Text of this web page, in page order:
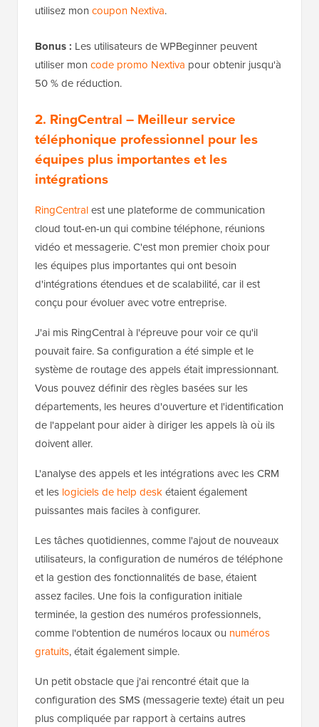
utilisez mon coupon Nextiva.
Bonus : Les utilisateurs de WPBeginner peuvent
utiliser mon code promo Nextiva pour obtenir jusqu'à
50 % de réduction.
2. RingCentral – Meilleur service
téléphonique professionnel pour les
équipes plus importantes et les
intégrations
RingCentralest une plateforme de communication
cloud tout-en-un qui combine téléphone, réunions
vidéo et messagerie. C'est mon premier choix pour
les équipes plus importantes qui ont besoin
d'intégrations étendues et de scalabilité, car il est
conçu pour évoluer avec votre entreprise.
J'ai mis RingCentral à l'épreuve pour voir ce qu'il
pouvait faire. Sa configuration a été simple et le
système de routage des appels était impressionnant.
Vous pouvez définir des règles basées sur les
départements, les heures d'ouverture et l'identification
de l'appelant pour aider à diriger les appels là où ils
doivent aller.
L'analyse des appels et les intégrations avec les CRM
et les logiciels de help deskétaient également
puissantes mais faciles à configurer.
Les tâches quotidiennes, comme l'ajout de nouveaux
utilisateurs, la configuration de numéros de téléphone
et la gestion des fonctionnalités de base, étaient
assez faciles. Une fois la configuration initiale
terminée, la gestion des numéros professionnels,
comme l'obtention de numéros locaux ou numéros
gratuits, était également simple.
Un petit obstacle que j'ai rencontré était que la
configuration des SMS (messagerie texte) était un peu
plus compliquée par rapport à certains autres